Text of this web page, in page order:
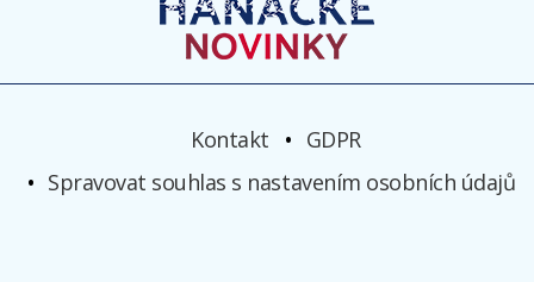
Kontakt
GDPR
Spravovat souhlas s nastavením osobních údajů